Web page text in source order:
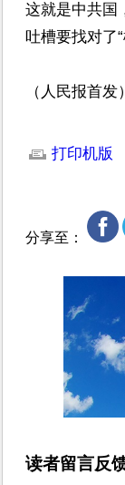
这就是中共国
吐槽要找对了
（人民报首发）
打印机版
分享至：
读者留言反